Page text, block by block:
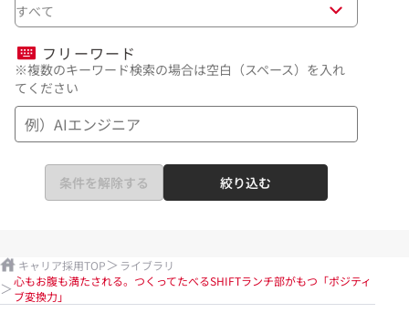
すべて
フリーワード
※複数のキーワード検索の場合は空白（スペース）を入れ
てください
条件を解除する 絞り込む
キャリア採用TOP
ライブラリ
心もお腹も満たされる。つくってたべるSHIFTランチ部がもつ「ポジティ
ブ変換力」